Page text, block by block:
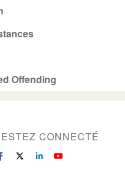
Offending
CONNECTÉ